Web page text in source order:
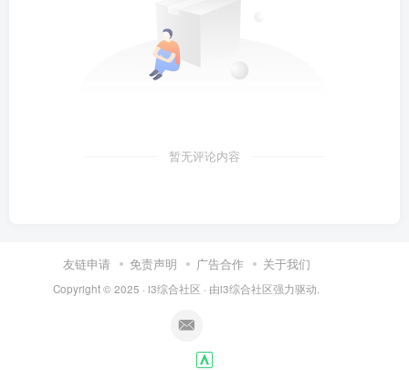
暂无评论内容
友链申请 免责声明 广告合作 关于我们
Copyright © 2025 · i3综合社区 · 由i3综合社区强力驱动.